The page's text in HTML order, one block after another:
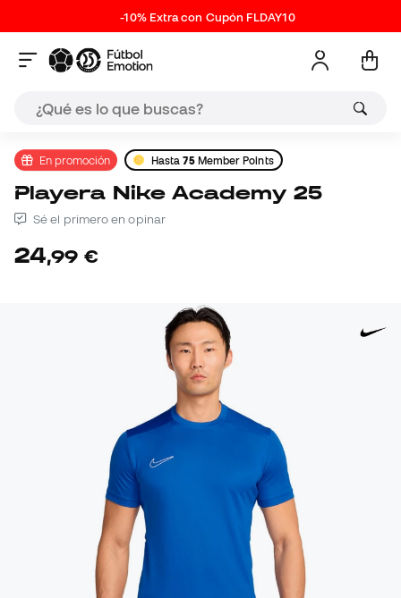
-10% Extra con Cupón FLDAY10
En promoción Hasta75Member Points
Playera Nike Academy 25
Sé el primero en opinar
24,99 €